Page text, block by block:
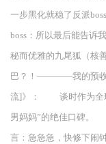
一步黑化就稳了反
boss：所以最后能告诉
秘而优雅的九尾狐（核
巴？！————我的预
流]》： 谈时作为全球
男妈妈”的绝佳口碑
言：急急急，快修下